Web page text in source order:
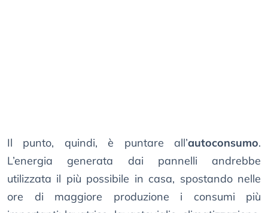
Il punto, quindi, è puntare all’autoconsumo.
L’energia generata dai pannelli andrebbe
utilizzata il più possibile in casa, spostando nelle
ore di maggiore produzione i consumi più